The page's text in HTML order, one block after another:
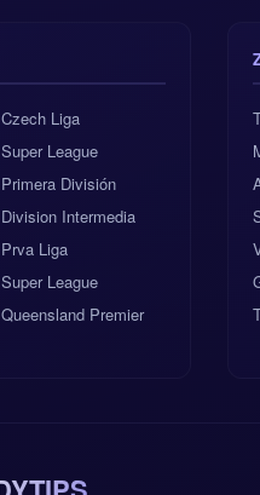
Liga
League
División
Intermedia
Liga
League
Premier